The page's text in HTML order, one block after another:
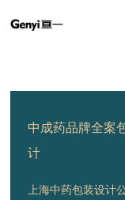
中成药品牌全案
计
上海中药包装设计